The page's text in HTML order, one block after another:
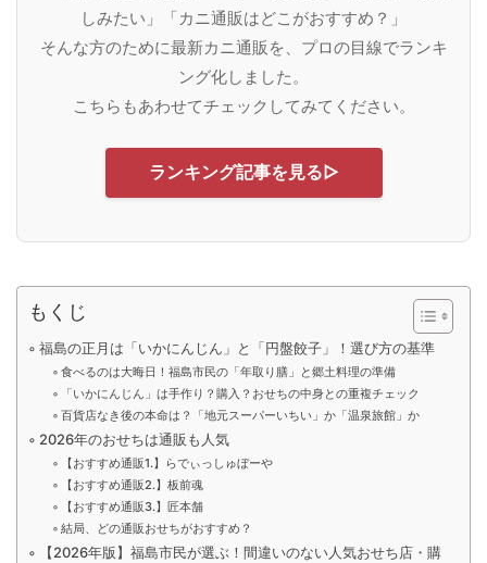
しみたい」「カニ通販はどこがおすすめ？」
そんな方のために最新カニ通販を、プロの目線でランキ
ング化しました。
こちらもあわせてチェックしてみてください。
ランキング記事を見る▷
もくじ
福島の正月は「いかにんじん」と「円盤餃子」！選び方の基準
食べるのは大晦日！福島市民の「年取り膳」と郷土料理の準備
「いかにんじん」は手作り？購入？おせちの中身との重複チェック
百貨店なき後の本命は？「地元スーパーいちい」か「温泉旅館」か
2026年のおせちは通販も人気
【おすすめ通販1.】らでぃっしゅぼーや
【おすすめ通販2.】板前魂
【おすすめ通販3.】匠本舗
結局、どの通販おせちがおすすめ？
【2026年版】福島市民が選ぶ！間違いのない人気おせち店・購